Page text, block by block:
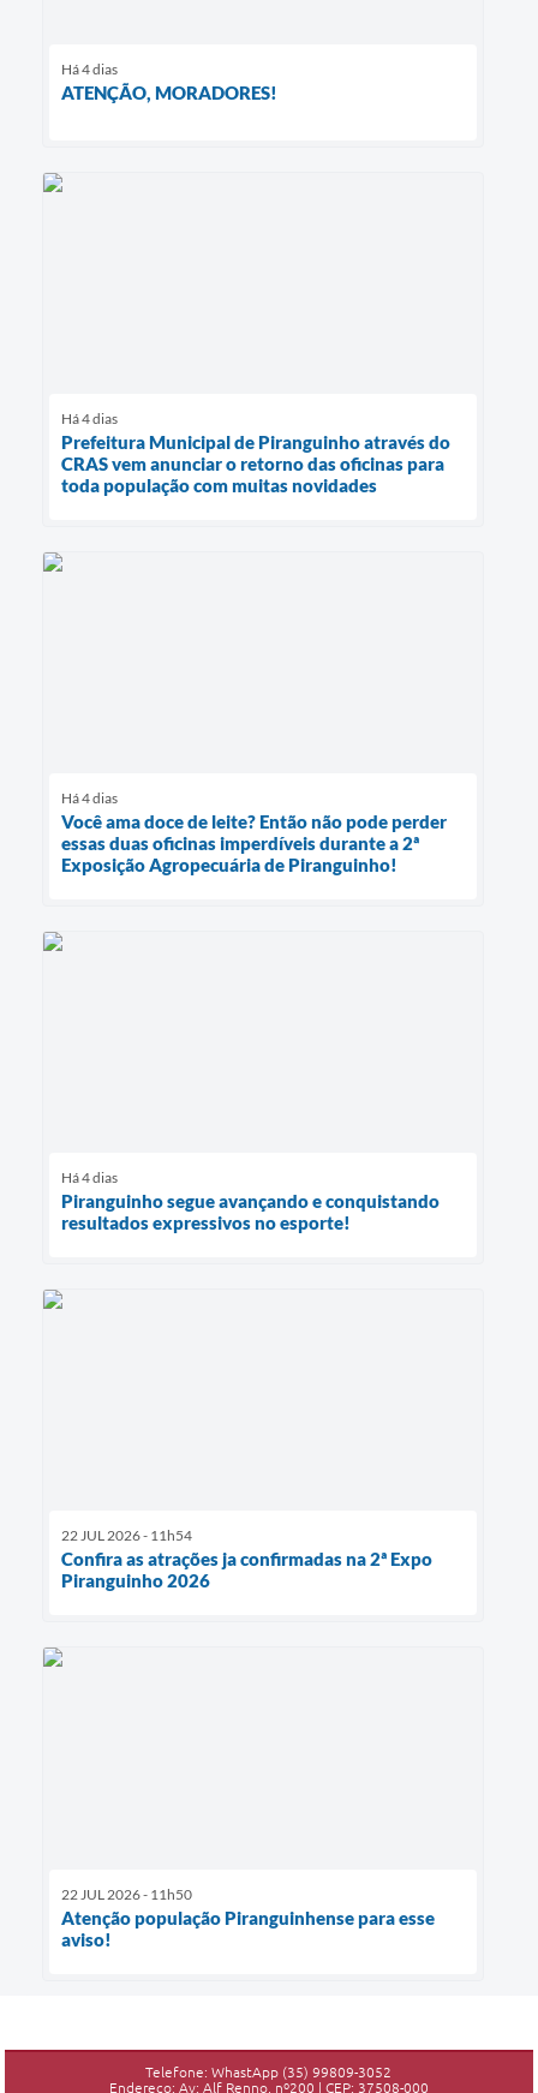
Há 4 dias
ATENÇÃO, MORADORES!
Há 4 dias
Prefeitura Municipal de Piranguinho através do
CRAS vem anunciar o retorno das oficinas para
toda população com muitas novidades
Há 4 dias
Você ama doce de leite? Então não pode perder
essas duas oficinas imperdíveis durante a 2ª
Exposição Agropecuária de Piranguinho!
Há 4 dias
Piranguinho segue avançando e conquistando
resultados expressivos no esporte!
22 JUL 2026 - 11h54
Confira as atrações ja confirmadas na 2ª Expo
Piranguinho 2026
22 JUL 2026 - 11h50
Atenção população Piranguinhense para esse
aviso!
Telefone: WhastApp (35) 99809-3052
Endereço: Av: Alf Renno, nº200 | CEP: 37508-000